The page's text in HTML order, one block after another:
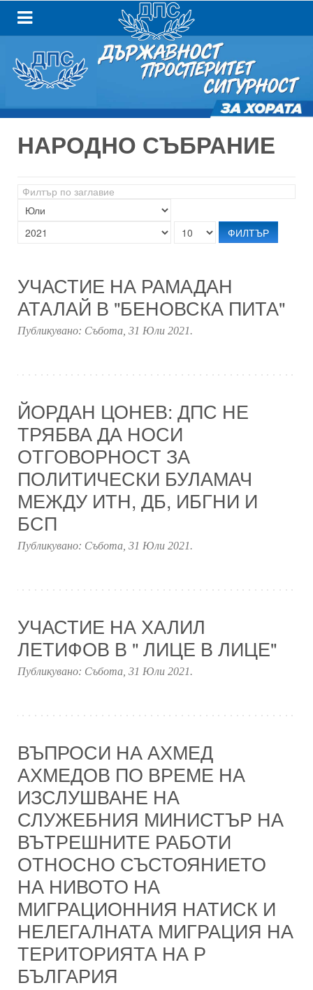
НАРОДНО СЪБРАНИЕ
Филтър
по
заглавие
ФИЛТЪР
УЧАСТИЕ НА РАМАДАН
АТАЛАЙ В "БЕНОВСКА ПИТА"
Публикувано: Събота, 31 Юли 2021.
ЙОРДАН ЦОНЕВ: ДПС НЕ
ТРЯБВА ДА НОСИ
ОТГОВОРНОСТ ЗА
ПОЛИТИЧЕСКИ БУЛАМАЧ
МЕЖДУ ИТН, ДБ, ИБГНИ И
БСП
Публикувано: Събота, 31 Юли 2021.
УЧАСТИЕ НА ХАЛИЛ
ЛЕТИФОВ В " ЛИЦЕ В ЛИЦЕ"
Публикувано: Събота, 31 Юли 2021.
ВЪПРОСИ НА АХМЕД
АХМЕДОВ ПО ВРЕМЕ НА
ИЗСЛУШВАНЕ НА
СЛУЖЕБНИЯ МИНИСТЪР НА
ВЪТРЕШНИТЕ РАБОТИ
ОТНОСНО СЪСТОЯНИЕТО
НА НИВОТО НА
МИГРАЦИОННИЯ НАТИСК И
НЕЛЕГАЛНАТА МИГРАЦИЯ НА
ТЕРИТОРИЯТА НА Р
БЪЛГАРИЯ